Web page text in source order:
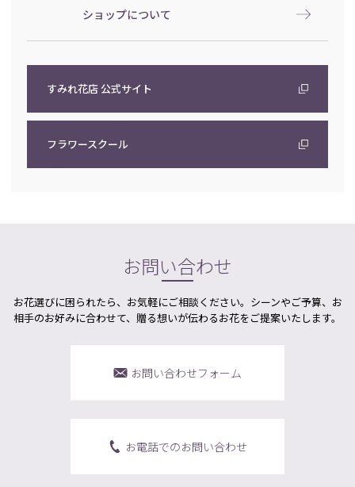
ショップについて
すみれ花店 公式サイト
フラワースクール
お問い合わせ
お花選びに困られたら、お気軽にご相談ください。シーンやご予算、お
相手のお好みに合わせて、贈る想いが伝わるお花をご提案いたします。
お問い合わせフォーム
お電話でのお問い合わせ